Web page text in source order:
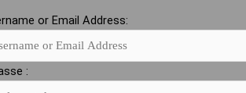
or Email Address:
: